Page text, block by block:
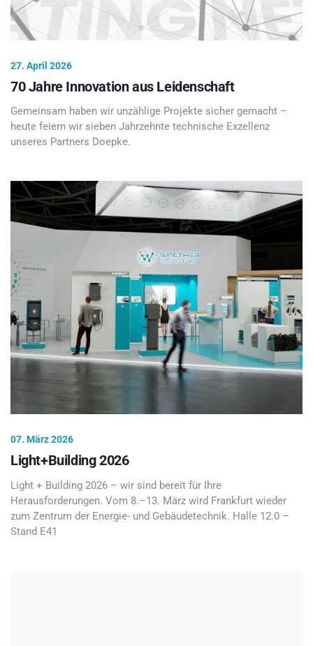
27. April 2026
70 Jahre Innovation aus Leidenschaft
Gemeinsam haben wir unzählige Projekte sicher gemacht –
heute feiern wir sieben Jahrzehnte technische Exzellenz
unseres Partners Doepke.
07. März 2026
Light+Building 2026
Light + Building 2026 – wir sind bereit für Ihre
Herausforderungen. Vom 8.–13. März wird Frankfurt wieder
zum Zentrum der Energie- und Gebäudetechnik. Halle 12.0 –
Stand E41